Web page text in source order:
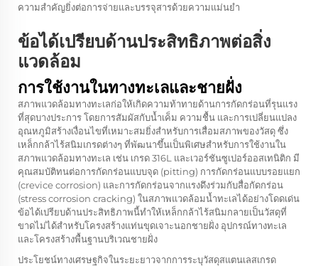
ความสำคัญยิ่งต่อการจ่ายและบรรจุสารด้วยความแม่นยำ
ข้อได้เปรียบด้านประสิทธิภาพต่อสิ่ง
แวดล้อม
การใช้งานในทางทะเลและชายฝั่ง
สภาพแวดล้อมทางทะเลก่อให้เกิดความท้าทายด้านการกัดกร่อนที่รุนแรง
ที่สุดบางประการ โดยการสัมผัสกับน้ำเค็ม ความชื้น และการเปลี่ยนแปลง
อุณหภูมิสร้างเงื่อนไขที่เหมาะสมยิ่งสำหรับการเสื่อมสภาพของวัสดุ ซึ่ง
เหล็กกล้าไร้สนิมเกรดต่างๆ ที่พัฒนาขึ้นเป็นพิเศษสำหรับการใช้งานใน
สภาพแวดล้อมทางทะเล เช่น เกรด 316L และเวอร์ชันซูเปอร์ออสเทนิติก มี
คุณสมบัติทนต่อการกัดกร่อนแบบจุด (pitting) การกัดกร่อนแบบรอยแยก
(crevice corrosion) และการกัดกร่อนจากแรงดึงร่วมกับสื่อกัดกร่อน
(stress corrosion cracking) ในสภาพแวดล้อมน้ำทะเลได้อย่างโดดเด่น
ข้อได้เปรียบด้านประสิทธิภาพนี้ทำให้เหล็กกล้าไร้สนิมกลายเป็นวัสดุที่
ขาดไม่ได้สำหรับโครงสร้างแท่นขุดเจาะนอกชายฝั่ง อุปกรณ์ทางทะเล
และโครงสร้างพื้นฐานบริเวณชายฝั่ง
ประโยชน์ทางเศรษฐกิจในระยะยาวจากการระบุวัสดุสแตนเลสเกรด